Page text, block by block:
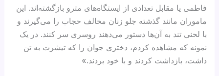
فاطمی یا مقابل تعدادی از ایستگاه‌های مترو بازگشته‌اند. این
ماموران مانند گذشته جلو زنان مخالف حجاب را می‌گیرند و
با لحنی تند به آن‌ها دستور می‌دهند روسری سر کنند. در یک
نمونه که مشاهده کردم، دختری جوان را که تیشرت به تن
داشت، بازداشت کردند و با خود بردند.»